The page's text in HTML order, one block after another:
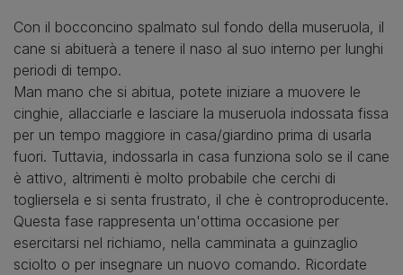
Con il bocconcino spalmato sul fondo della museruola, il
cane si abituerà a tenere il naso al suo interno per lunghi
periodi di tempo.
Man mano che si abitua, potete iniziare a muovere le
cinghie, allacciarle e lasciare la museruola indossata fissa
per un tempo maggiore in casa/giardino prima di usarla
fuori. Tuttavia, indossarla in casa funziona solo se il cane
è attivo, altrimenti è molto probabile che cerchi di
togliersela e si senta frustrato, il che è controproducente.
Questa fase rappresenta un'ottima occasione per
esercitarsi nel richiamo, nella camminata a guinzaglio
sciolto o per insegnare un nuovo comando. Ricordate